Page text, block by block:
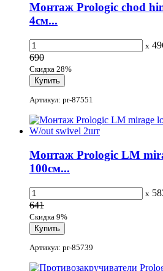
Монтаж Prologic сhod
4см...
x
690
Скидка 28%
Артикул: pr-87551
Монтаж Prologic LM
100см...
x
641
Скидка 9%
Артикул: pr-85739